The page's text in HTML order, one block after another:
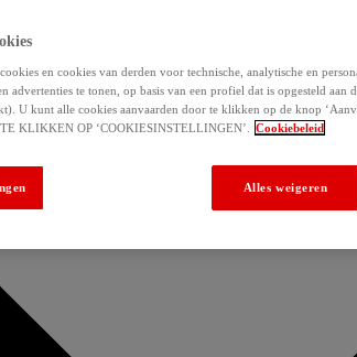
en cookies van derden voor technische, analytische en
advertenties te tonen, op basis van een profiel dat is opgesteld
U kunt alle cookies aanvaarden door te klikken op de knop
KLIKKEN OP ‘COOKIESINSTELLINGEN’.
Cookiebeleid
Alles weigeren